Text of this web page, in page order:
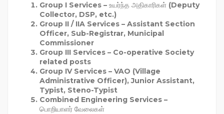
Group I Services– உயர்ந்த அதிகாரிகள் (Deputy
Collector, DSP, etc.)
Group II / IIA Services– Assistant Section
Officer, Sub-Registrar, Municipal
Commissioner
Group III Services– Co-operative Society
related posts
Group IV Services– VAO (Village
Administrative Officer), Junior Assistant,
Typist, Steno-Typist
Combined Engineering Services–
பொறியாளர் வேலைகள்